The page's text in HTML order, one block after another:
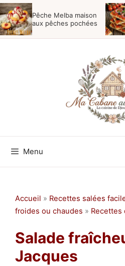
Aller
au
contenu
Pêche Melba maison
aux pêches pochées
Menu
Accueil » Recettes salées
froides ou chaudes » Recettes
Salade
Jacques